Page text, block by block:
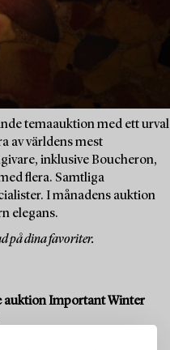
temaauktion med ett urval
av världens mest
inklusive Boucheron,
flera. Samtliga
I månadens auktion
elegans.
på dina favoriter.
auktion Important Winter
>